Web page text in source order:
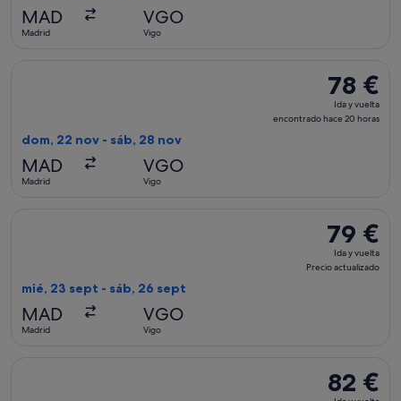
MAD
Madrid
VGO
Vigo
78 €
Ida
y
78 €
Ida y vuelta
encontrado hace 20 horas
dom, 22 nov - sáb, 28 nov
MAD
Madrid
VGO
Vigo
79 €
Ida
y
79 €
Ida y vuelta
Precio actualizado
mié, 23 sept - sáb, 26 sept
MAD
Madrid
VGO
Vigo
82 €
Ida
82 €